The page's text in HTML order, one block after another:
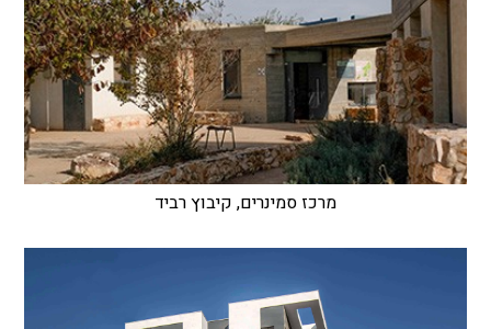
מרכז סמינרים, קיבוץ רביד